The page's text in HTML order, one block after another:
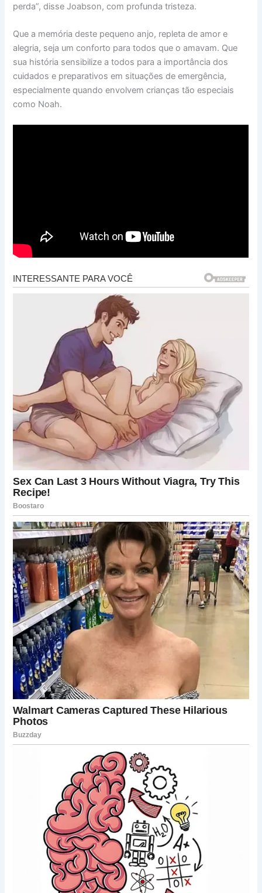
perda”, disse Joabson, com profunda tristeza.
Que a memória deste pequeno anjo, repleta de amor e
alegria, seja um conforto para todos que o amavam. Que
sua história sensibilize a todos para a importância dos
cuidados e preparativos em situações de emergência,
especialmente quando envolvem crianças tão especiais
como Noah.